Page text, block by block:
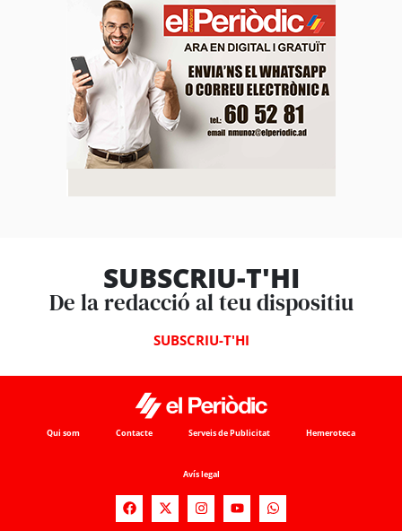
SUBSCRIU-T'HI
De la redacció al teu dispositiu
SUBSCRIU-T'HI
Qui som Contacte Serveis de Publicitat Hemeroteca
Avís legal